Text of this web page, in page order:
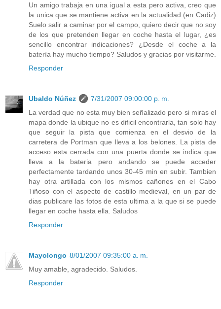
Un amigo trabaja en una igual a esta pero activa, creo que
la unica que se mantiene activa en la actualidad (en Cadiz)
Suelo salir a caminar por el campo, quiero decir que no soy
de los que pretenden llegar en coche hasta el lugar, ¿es
sencillo encontrar indicaciones? ¿Desde el coche a la
baterìa hay mucho tiempo? Saludos y gracias por visitarme.
Responder
Ubaldo Núñez
7/31/2007 09:00:00 p. m.
La verdad que no esta muy bien señalizado pero si miras el
mapa donde la ubique no es dificil encontrarla, tan solo hay
que seguir la pista que comienza en el desvio de la
carretera de Portman que lleva a los belones. La pista de
acceso esta cerrada con una puerta donde se indica que
lleva a la bateria pero andando se puede acceder
perfectamente tardando unos 30-45 min en subir. Tambien
hay otra artillada con los mismos cañones en el Cabo
Tiñoso con el aspecto de castillo medieval, en un par de
dias publicare las fotos de esta ultima a la que si se puede
llegar en coche hasta ella. Saludos
Responder
Mayolongo 8/01/2007 09:35:00 a. m.
Muy amable, agradecido. Saludos.
Responder